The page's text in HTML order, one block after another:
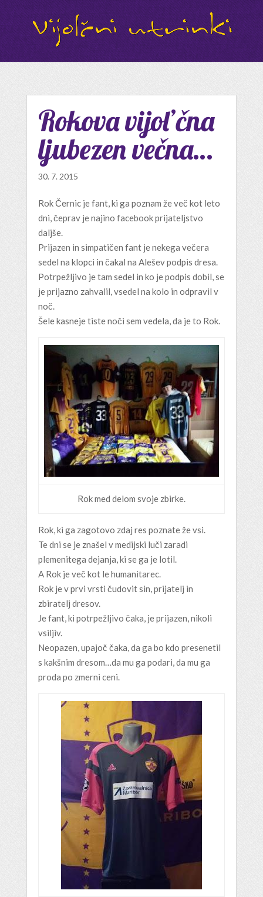
Rokova vijol’čna
ljubezen večna…
30. 7. 2015
Rok Černic je fant, ki ga poznam že več kot leto
dni, čeprav je najino facebook prijateljstvo
daljše.
Prijazen in simpatičen fant je nekega večera
sedel na klopci in čakal na Alešev podpis dresa.
Potrpežljivo je tam sedel in ko je podpis dobil, se
je prijazno zahvalil, vsedel na kolo in odpravil v
noč.
Šele kasneje tiste noči sem vedela, da je to Rok.
Rok med delom svoje zbirke.
Rok, ki ga zagotovo zdaj res poznate že vsi.
Te dni se je znašel v medijski luči zaradi
plemenitega dejanja, ki se ga je lotil.
A Rok je več kot le humanitarec.
Rok je v prvi vrsti čudovit sin, prijatelj in
zbiratelj dresov.
Je fant, ki potrpežljivo čaka, je prijazen, nikoli
vsiljiv.
Neopazen, upajoč čaka, da ga bo kdo presenetil
s kakšnim dresom…da mu ga podari, da mu ga
proda po zmerni ceni.